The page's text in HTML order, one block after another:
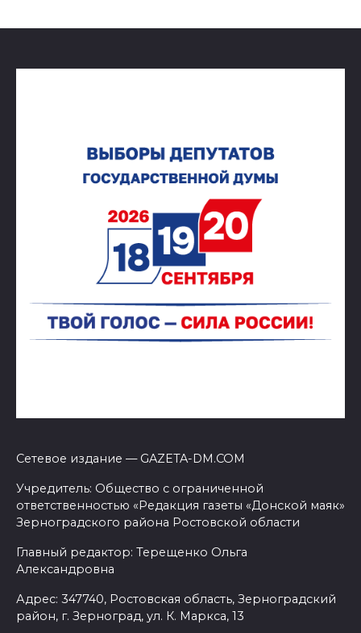
Сетевое издание — GAZETA-DM.COM
Учредитель: Общество с ограниченной
ответственностью «Редакция газеты «Донской маяк»
Зерноградского района Ростовской области
Главный редактор: Терещенко Ольга
Александровна
Адрес: 347740, Ростовская область, Зерноградский
район, г. Зерноград, ул. К. Маркса, 13